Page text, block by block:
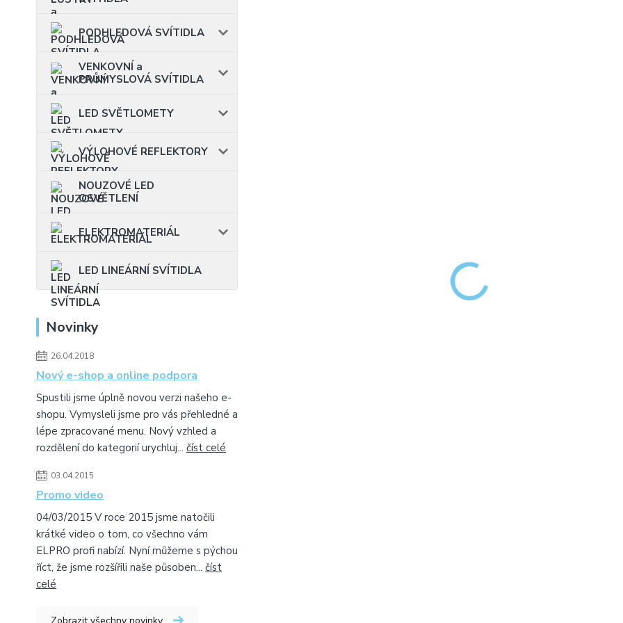
PODHLEDOVÁ SVÍTIDLA
VENKOVNÍ a
PRŮMYSLOVÁ SVÍTIDLA
LED SVĚTLOMETY
VÝLOHOVÉ REFLEKTORY
NOUZOVÉ LED
OSVĚTLENÍ
ELEKTROMATERIÁL
LED LINEÁRNÍ SVÍTIDLA
Novinky
26.04.2018
Nový e-shop a online podpora
Spustili jsme úplně novou verzi našeho e-
shopu. Vymysleli jsme pro vás přehledné a
lépe zpracované menu. Nový vzhled a
rozdělení do kategorií urychluj... číst celé
03.04.2015
Promo video
04/03/2015 V roce 2015 jsme natočili
krátké video o tom, co všechno vám
ELPRO profi nabízí. Nyní můžeme s pýchou
říct, že jsme rozšířili naše působen... číst
celé